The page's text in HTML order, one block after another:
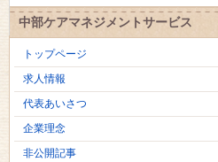
中部ケアマネジメントサービス
トップページ
求人情報
代表あいさつ
企業理念
非公開記事